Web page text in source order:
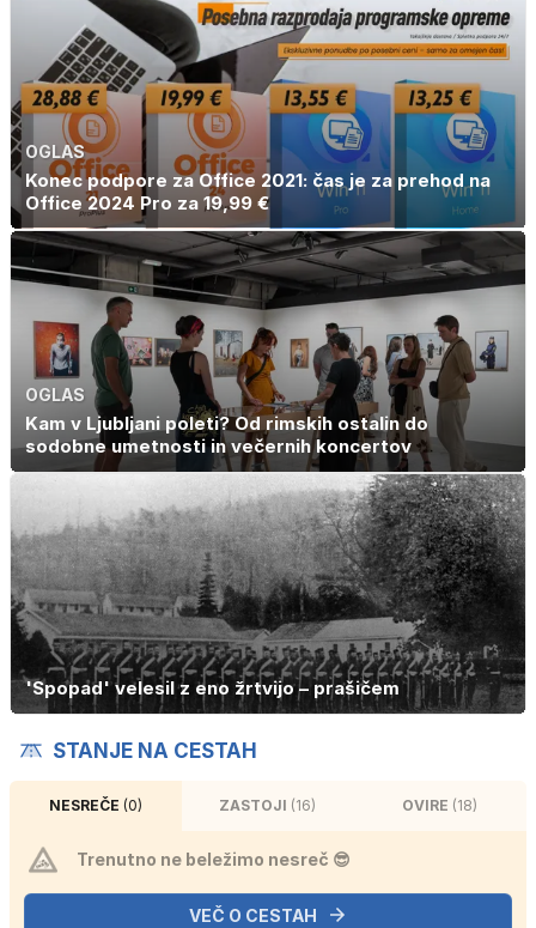
OGLAS
Konec podpore za Office 2021: čas je za prehod na
Office 2024 Pro za 19,99 €
OGLAS
Kam v Ljubljani poleti? Od rimskih ostalin do
sodobne umetnosti in večernih koncertov
'Spopad' velesil z eno žrtvijo – prašičem
STANJE NA CESTAH
NESREČE (0) ZASTOJI (16) OVIRE (18)
Trenutno ne beležimo nesreč 😎
VEČ O CESTAH